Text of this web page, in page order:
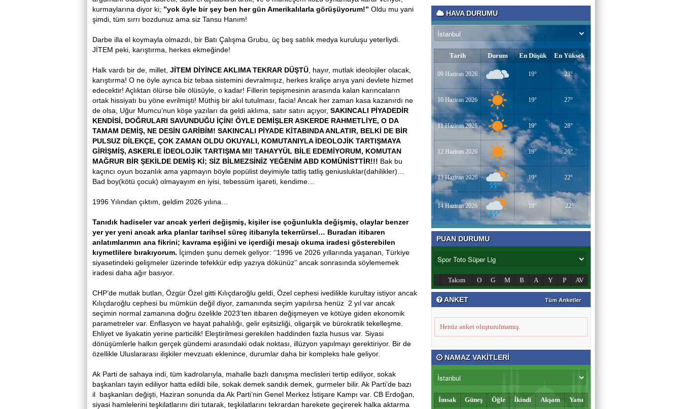
kurmaylarına diyor ki; ’’yok öyle bir şey ben her gün Amerikalılarla görüşüyorum!’’ Oldu mu yani
şimdi, tüm sırrı bozdunuz ama siz Tansu Hanım!
Darbe illa el koymayla olmazdı, bir Batı Çalışma Grubu, üç beş satılık medya kuruluşu yeterliydi.
JİTEM peki, karıştırma, herkes ekmeğinde!
Halk vardı bir de, millet, JİTEM DİYİNCE AKLIMA TEKRAR DÜŞTÜ , hayır, mutlak ideolojiler olacak,
karıştırma! O ne öyle ayrıca biz tebaa sistemini devralmışız, herkes kraliçe arıya yani devlete hizmet
edecektir! Açlıktan ölürse bile ölüsüyle, o kadar! Fillerin tepişmesinin arasında kalan karıncaların
ortak hissiyatı bu yöne evrilmişti! Müthiş bir akıl tutulması, facia! Ancak her zaman kasa kazanırdı ne
de olsa, Uğur Mumcu’nun köşe yazıları da geldi aklıma, satır satırı açıyor, SAKINCALI PİYADEDİR
KENDİSİ, DOĞRULARI SAVUNDUĞU İÇİN! ÖYLE DEMİŞLER ASKERDE RAHMETLİYE, O DA
TAMAM DEMİŞ, NE DESİN GARİBİM! SAKINCALI PİYADE KİTABINDA ANLATIR, BELKİ DE BİR
PULSUZ DİLEKÇE, ÇOK ZAMAN OLDU OKUYALI, KOMUTANIYLA İDEOLOJİK TARTIŞMAYA
GİRİŞMİŞ, ASKERLE İDEOLOJİK TARTIŞMA MI! TAHAYYÜL BİLE EDEMİYORUM, KOMUTAN
MAĞRUR BİR ŞEKİLDE DEMİŞ Kİ; SİZ BİLMEZSİNİZ YEĞENİM ABD KOMÜNİSTTİR!!! Bak bu
kaçıncı oyun bozanlık ama yapmayın böyle popülist deyimiyle tatliş tatliş geniusluklar(dahilikler)…
Bad boy(kötü çocuk) olmayayım en iyisi, tebessüm işareti, kendime…
1996 Yılından çıktım, geldim 2026 yılına…
Tanıdık hadiseler var ancak yerleri değişmiş, kişiler ise çoğunlukla değişmiş, olaylar benzer
yer yer yeni ancak arka planlar tarihsel süreç itibarıyla tekerrürsel… Buradan itibaren
anlatımlarımın ana fikrini; kavrama eşiğini ve içerdiği mesajı okuma iradesi gösterebilen
kıymetlilere bırakıyorum. İçimden şunu demek geliyor: ‘’1996 ve 2026 yıllarında yaşanan, Türkiye
siyasetindeki gelişmeler üzerinde tefekkür edip yazıya dökünüz’’ ancak sonrasında söylememek
iradesi daha ağır basıyor.
CHP’de mutlak butlan, Özgür Özel gitti Kılıçdaroğlu geldi, Özel cephesi ivedilikle kurultay istiyor ancak
Kılıçdaroğlu cephesi bu mümkün değil diyor, zamanında seçim yapılırsa henüz 2 yıl var ancak
seçimin normal zamanına doğru özelikle 2023’ten itibaren değişmeyen ve kötüye giden ekonomik
parametreler var. Enflasyon ve hayat pahalılığı, gelir eşitsizliği, oligarşik ve bürokratik tekelleşme.
Ehliyet ve liyakatin yerine particilik! Eleştirilmesi gerekilen haddinden fazla husus var. Siyasi
dönüşümlerle halkın gerçek gündemi arasındaki odak noktası, illüzyon yapılmayı gerektiriyor. Bir de
özellikle Uluslararası ilişkiler mevzuatı eklenince, durumlar daha bir kompleks hale geliyor.
Ak Parti de sahaya indi, tüm kadrolarıyla, mahalle bazlı danışma meclisleri tertip ediliyor, sokak
başkanları tayin ediliyor hatta edildi bile, sokak demek sandık demek, gurmeler bilir. Ak Parti’de bazı
il başkanları değişti, Haziran sonunda da Ak Parti’nin Genel Merkez İstişare Kampı var. CB Erdoğan,
siyasi hamlelerini teşkilatlarını diri tutarak, teşkilatlarını tekrardan harekete geçirerek halka aktarma
Bir Derviş
Kadın İstihdamı mı, Aileyi Bitirme Projesi
Tarık Sharabaty
Yapay Zeka ve İş Hayatındaki Değişimler
Esenlerin Ablası
BAŞARILI OLMANIN SIRLARI
Sümeyye KAYA
Miraç Gecesi
Muhammed Süleyman Çelebi
Hamburgun karanlık sokakları
Zahid Medeni
Şehir ve Aile Şurasının Düşündürdükleri (2)
Bir İnsanlık Mektebi: Tosya Yaren Kültürü
HAVA DURUMU
Tarih Durum En Düşük En Yüksek
09 Haziran 2026 19° 23°
10 Haziran 2026 19° 27°
11 Haziran 2026 19° 28°
12 Haziran 2026 19° 26°
13 Haziran 2026 19° 22°
14 Haziran 2026 18° 22°
PUAN DURUMU
Takım O G M B A Y P AV
ANKET Tüm Anketler
Henüz anket oluşturulmamış.
NAMAZ VAKİTLERİ
İmsak Güneş Öğle İkindi Akşam Yatsı